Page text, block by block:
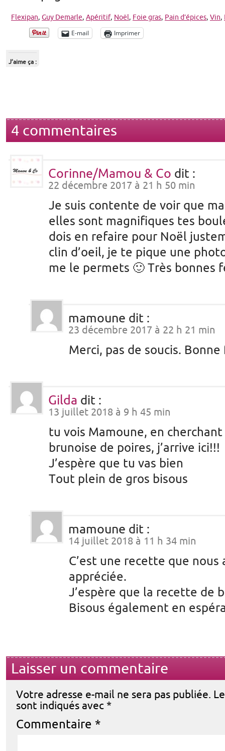
Flexipan, Guy Demarle, Apéritif, Noël, Foie gras, Pain d’épices, Vin,
E-mail Imprimer
J’aime ça :
4 commentaires
Corinne/Mamou & Co dit :
22 décembre 2017 à 21 h 50 min
Je suis contente de voir que
elles sont magnifiques tes
dois en refaire pour Noël
clin d’oeil, je te pique une
me le permets 🙂 Très bonnes
mamoune dit :
23 décembre 2017 à 22 h 21 min
Merci, pas de soucis.
Gilda dit :
13 juillet 2018 à 9 h 45 min
tu vois Mamoune, en
brunoise de poires, j’arrive
J’espère que tu vas bien
Tout plein de gros bisous
mamoune dit :
14 juillet 2018 à 11 h 34 min
C’est une recette que nous
appréciée.
J’espère que la recette de
Bisous également en
Laisser un commentaire
Votre adresse e-mail ne sera pas publiée.
sont indiqués avec *
Commentaire *